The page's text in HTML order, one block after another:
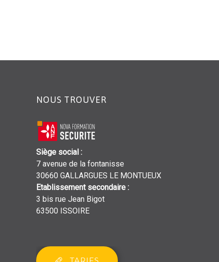
NOUS TROUVER
Siège social :
7 avenue de la fontanisse
30660 GALLARGUES LE MONTUEUX
Etablissement secondaire :
3 bis rue Jean Bigot
63500 ISSOIRE